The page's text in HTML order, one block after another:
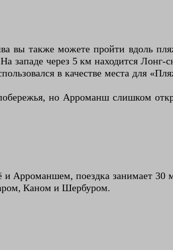
вы также можете пройти вдоль
западе через 5 км находится
в качестве места для
но Арроманш слишком
Арроманшем, поездка занимает
Каном и Шербуром.